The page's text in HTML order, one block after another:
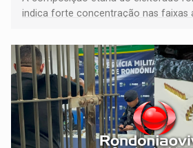
indica forte concentração nas faixas